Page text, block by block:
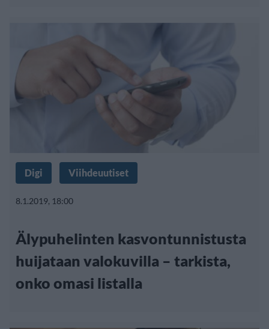
Digi Viihdeuutiset
8.1.2019, 18:00
Älypuhelinten kasvontunnistusta
huijataan valokuvilla – tarkista,
onko omasi listalla